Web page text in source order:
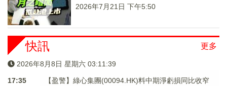
2026年7月21日 下午5:50
更多
快訊
2026年8月8日 星期六 03:11:40
17:35
【盈警】綠心集團(00094.HK)料中期淨虧損同比收窄